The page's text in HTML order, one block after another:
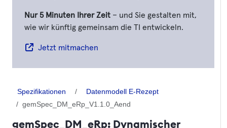
Nur 5 Minuten Ihrer Zeit – und Sie gestalten mit,
wie wir künftig gemeinsam die TI entwickeln.
Jetzt mitmachen
Spezifikationen
Datenmodell E-Rezept
gemSpec_DM_eRp_V1.1.0_Aend
gemSpec_DM_eRp: Dynamischer